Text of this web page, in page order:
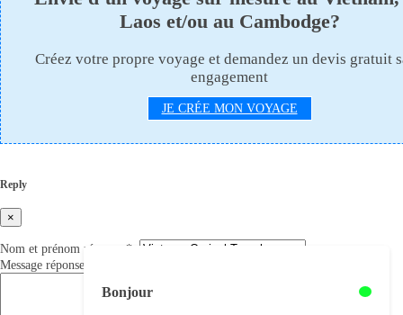
Laos et/ou au Cambodge?
Créez votre propre voyage et demandez un devis gratuit
engagement
JE CRÉE MON VOYAGE
Reply
×
Nom et prénom réponse *
Message réponse
Bonjour